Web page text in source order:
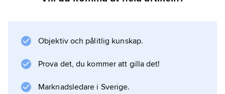
musikbåge.
Objektiv och pålitlig kunskap.
Prova det, du kommer att gilla det!
Marknadsledare i Sverige.